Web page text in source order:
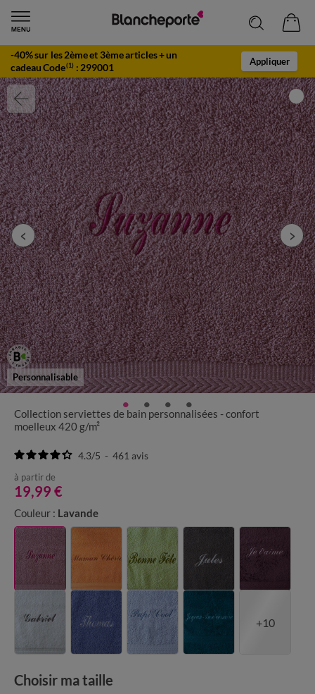
-40% sur les 2ème et 3ème articles + un
cadeau Code(1) : 299001
Appliquer
Personnalisable
Collection serviettes de bain personnalisées - confort
moelleux 420 g/m²
4.3/5 - 461 avis
à partir de
19,99 €
Couleur : Lavande
+10
Choisir ma taille